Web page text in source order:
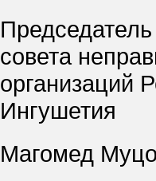
совета
организаций
Ингушетия
Магомед